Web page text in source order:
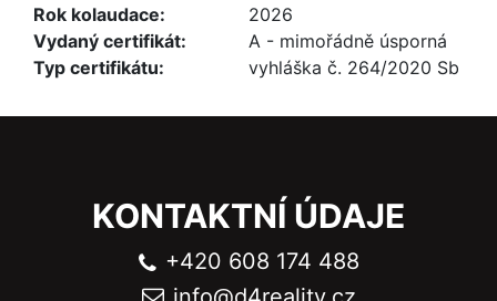
Rok kolaudace:
2026
Vydaný certifikát:
A - mimořádně úsporná
Typ certifikátu:
vyhláška č. 264/2020 Sb
KONTAKTNÍ ÚDAJE
+420 608 174 488